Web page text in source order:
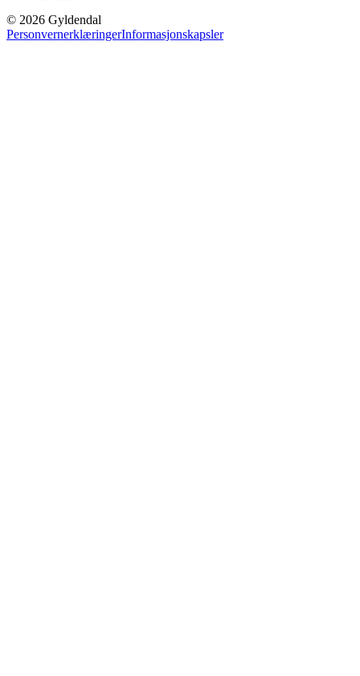
© 2026 Gyldendal
PersonvernerklæringerInformasjonskapsler